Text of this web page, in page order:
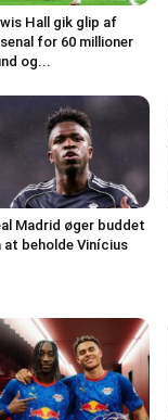
Hall gik glip af
for 60 millioner
og...
Madrid øger buddet
at beholde Vinícius